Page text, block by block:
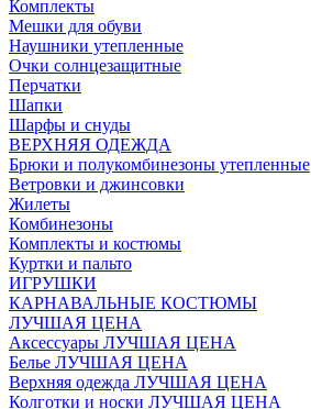
Комплекты
Мешки для обуви
Наушники утепленные
Очки солнцезащитные
Перчатки
Шапки
Шарфы и снуды
ВЕРХНЯЯ ОДЕЖДА
Брюки и полукомбинезоны утепленные
Ветровки и джинсовки
Жилеты
Комбинезоны
Комплекты и костюмы
Куртки и пальто
ИГРУШКИ
КАРНАВАЛЬНЫЕ КОСТЮМЫ
ЛУЧШАЯ ЦЕНА
Аксессуары ЛУЧШАЯ ЦЕНА
Белье ЛУЧШАЯ ЦЕНА
Верхняя одежда ЛУЧШАЯ ЦЕНА
Колготки и носки ЛУЧШАЯ ЦЕНА